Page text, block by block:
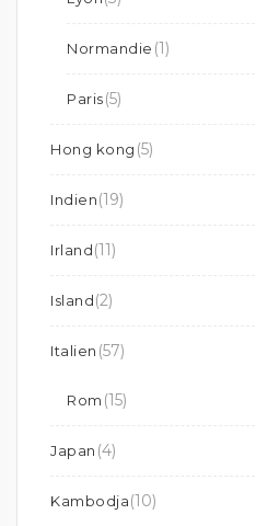
Normandie (1)
Paris(5)
Hong kong (5)
Indien(19)
Irland(11)
Island(2)
Italien (57)
Rom (15)
Japan (4)
Kambodja(10)